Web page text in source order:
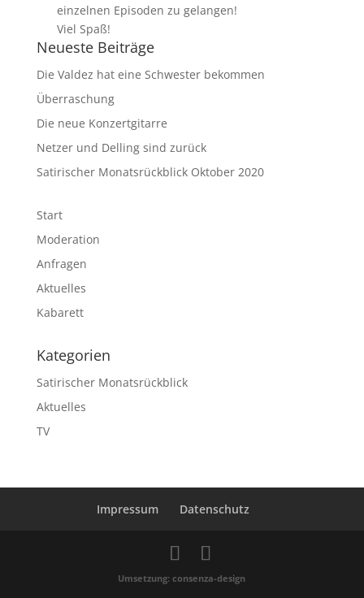
einzelnen Episoden zu gelangen!
Viel Spaß!
Neueste Beiträge
Die Valdez hat eine Schwester bekommen
Überraschung
Die neue Konzertgitarre
Netzer und Delling sind zurück
Satirischer Monatsrückblick Oktober 2020
Start
Moderation
Anfragen
Aktuelles
Kabarett
Kategorien
Satirischer Monatsrückblick
Aktuelles
TV
Impressum Datenschutz
Umsetzung: consenza-design